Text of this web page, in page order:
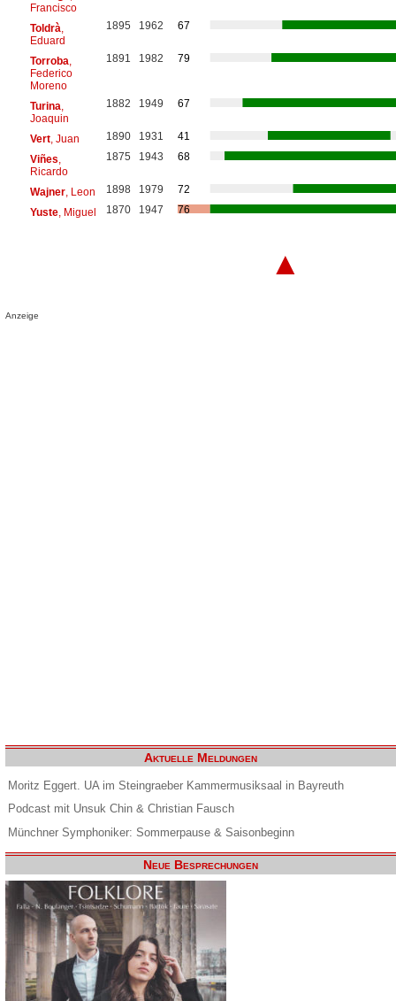
Francisco
Toldrà
Eduard
1895 1962 67
Torroba
Federico
Moreno
1891 1982 79
Turina
Joaquin
1882 1949 67
Vert, Juan 1890 1931
41
Viñes
Ricardo
1875 1943 68
Wajner, Leon 1898 1979
72
Yuste, Miguel 1870 1947 76
▲
Anzeige
Aktuelle Meldungen
Moritz Eggert. UA im Steingraeber Kammermusiksaal in Bayreuth
Podcast mit Unsuk Chin & Christian Fausch
Münchner Symphoniker: Sommerpause & Saisonbeginn
Neue Besprechungen